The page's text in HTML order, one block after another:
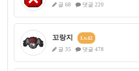
글 68 댓글 220
꼬랑지 Lv.42
글 35 댓글 478